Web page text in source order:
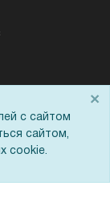
с сайтом
сайтом,
cookie.
×